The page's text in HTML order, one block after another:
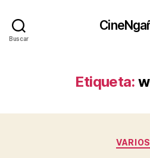
Buscar
Etiqueta:
VARIOS